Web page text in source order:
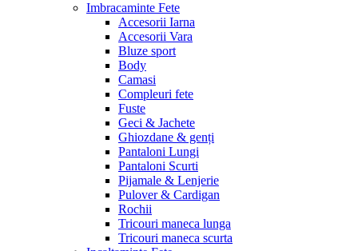
Imbracaminte Fete
Accesorii Iarna
Accesorii Vara
Bluze sport
Body
Camasi
Compleuri fete
Fuste
Geci & Jachete
Ghiozdane & genți
Pantaloni Lungi
Pantaloni Scurti
Pijamale & Lenjerie
Pulover & Cardigan
Rochii
Tricouri maneca lunga
Tricouri maneca scurta